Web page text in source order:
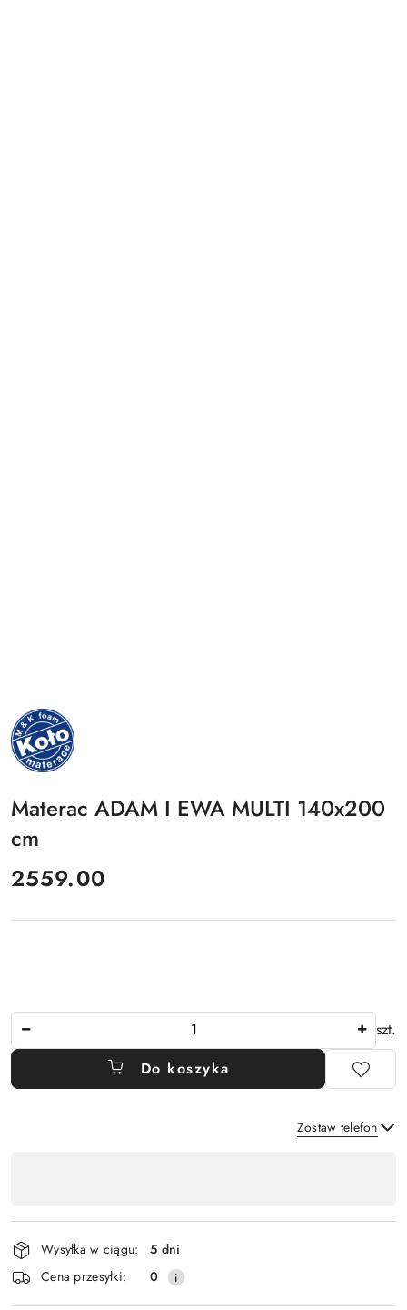
NAZWA
PRODUCENTA:
MKFOAM
Materac ADAM I EWA MULTI 140x200
cm
cena:
2559.00
szt.
Do koszyka
Zostaw telefon
i
dostawaWysyłka w ciągu:
5 dni
Cena przesyłki:
0